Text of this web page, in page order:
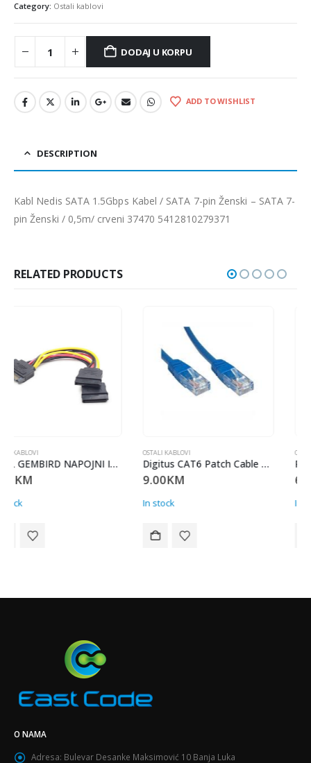
Category: Ostali kablovi
DODAJ U KORPU
ADD TO WISHLIST
DESCRIPTION
Kabl Nedis SATA 1.5Gbps Kabel / SATA 7-pin Ženski – SATA 7-
pin Ženski / 0,5m/ crveni 37470 5412810279371
RELATED PRODUCTS
OSTALI KABLOVI
9.00
In stock
OSTALI KABLOVI
6.00
In stock
O NAMA
Adresa: Bulevar Desanke Maksimović 10 Banja Luka